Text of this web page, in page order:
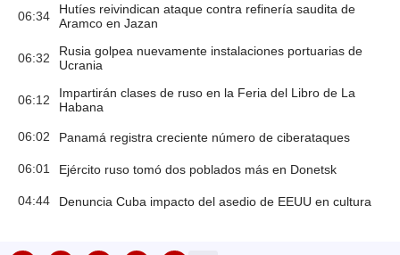
06:34
Hutíes reivindican ataque contra refinería saudita de
Aramco en Jazan
06:32
Rusia golpea nuevamente instalaciones portuarias de
Ucrania
06:12
Impartirán clases de ruso en la Feria del Libro de La
Habana
06:02 Panamá registra creciente número de ciberataques
06:01 Ejército ruso tomó dos poblados más en Donetsk
04:44 Denuncia Cuba impacto del asedio de EEUU en cultura